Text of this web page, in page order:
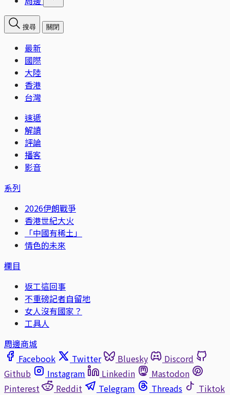
搜尋 關閉
最新
國際
大陸
香港
台灣
速遞
解讀
評論
播客
影音
系列
2026伊朗戰爭
香港世紀大火
「中國有稀土」
情色的未來
欄目
返工這回事
不重磅記者自留地
女人沒有國家？
工具人
周邊商城
Facebook
Twitter Bluesky
Discord
Github
Instagram Linkedin
Mastodon
Pinterest
Reddit Telegram Threads
Tiktok